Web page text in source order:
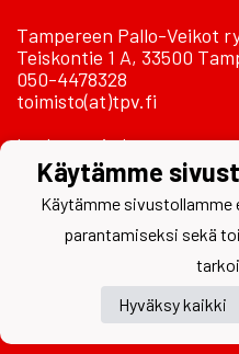
Tampereen Pallo-Veikot
Teiskontie 1 A, 33500
050-4478328
toimisto(at)tpv.fi
Laskutustiedot
Powered by
Käytämme
Käytämme
parantamiseksi sekä
Hyväksy kaikki